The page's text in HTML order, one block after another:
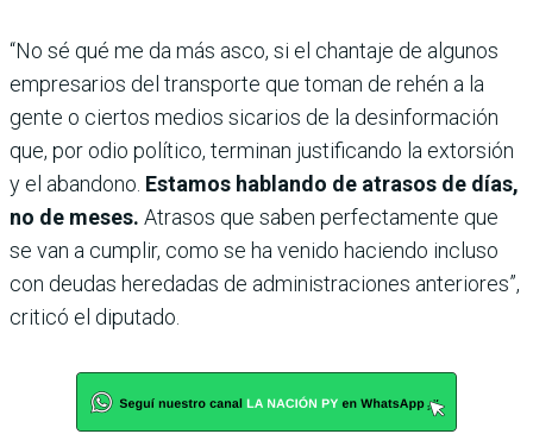
“No sé qué me da más asco, si el chantaje de algunos
empresarios del transporte que toman de rehén a la
gente o ciertos medios sicarios de la desinformación
que, por odio político, terminan justificando la extorsión
y el abandono. Estamos hablando de atrasos de días,
no de meses. Atrasos que saben perfectamente que
se van a cumplir, como se ha venido haciendo incluso
con deudas heredadas de administraciones anteriores”,
criticó el diputado.